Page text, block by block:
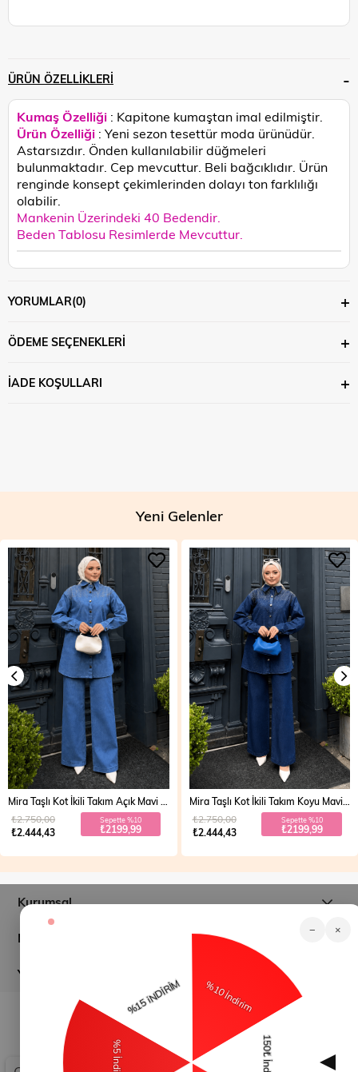
ÜRÜN ÖZELLIKLERI
Kumaş Özelliği : Kapitone kumaştan imal edilmiştir.
Ürün Özelliği : Yeni sezon tesettür moda ürünüdür.
Astarsızdır. Önden kullanılabilir düğmeleri
bulunmaktadır. Cep mevcuttur. Beli bağcıklıdır. Ürün
renginde konsept çekimlerinden dolayı ton farklılığı
olabilir.
Mankenin Üzerindeki 40 Bedendir.
Beden Tablosu Resimlerde Mevcuttur.
YORUMLAR(0)
ÖDEME SEÇENEKLERI
İADE KOŞULLARI
Yeni Gelenler
₺2.444,43
₺2.750,00 Sepette %10
₺2199,99
Mira Taşlı Kot İkili Takım Koyu Mavi 19286
₺2.444,43
₺2.750,00 Sepette %10
₺2199,99
Kurumsal
Müşteri İlişkileri
Yardım
modamihram.com - Tüm Hakları Saklıdır.
− ×